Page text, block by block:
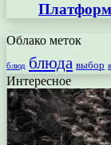
Облако меток
блюд блюда выбор
Интересное